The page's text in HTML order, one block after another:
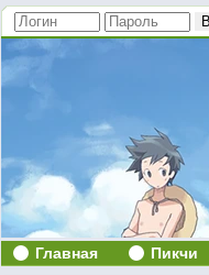
Главная Пикчи